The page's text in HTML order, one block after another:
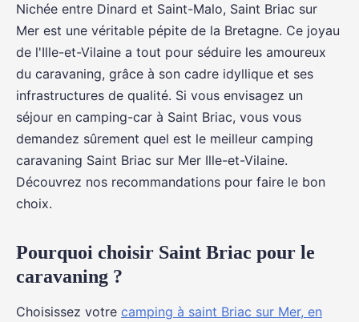
Nichée entre Dinard et Saint-Malo, Saint Briac sur
Mer est une véritable pépite de la Bretagne. Ce joyau
de l'Ille-et-Vilaine a tout pour séduire les amoureux
du caravaning, grâce à son cadre idyllique et ses
infrastructures de qualité. Si vous envisagez un
séjour en camping-car à Saint Briac, vous vous
demandez sûrement quel est le meilleur camping
caravaning Saint Briac sur Mer Ille-et-Vilaine.
Découvrez nos recommandations pour faire le bon
choix.
Pourquoi choisir Saint Briac pour le
caravaning ?
Choisissez votre camping à saint Briac sur Mer, en